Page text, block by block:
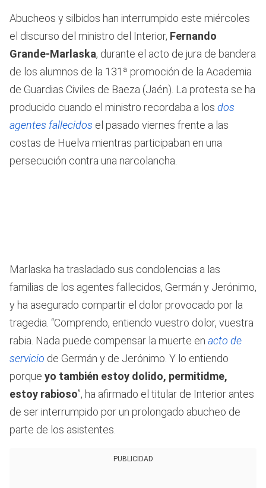
Abucheos y silbidos han interrumpido este miércoles
el discurso del ministro del Interior, Fernando
Grande-Marlaska, durante el acto de jura de bandera
de los alumnos de la 131ª promoción de la Academia
de Guardias Civiles de Baeza (Jaén). La protesta se ha
producido cuando el ministro recordaba a los dos
agentes fallecidos el pasado viernes frente a las
costas de Huelva mientras participaban en una
persecución contra una narcolancha.
Marlaska ha trasladado sus condolencias a las
familias de los agentes fallecidos, Germán y Jerónimo,
y ha asegurado compartir el dolor provocado por la
tragedia. “Comprendo, entiendo vuestro dolor, vuestra
rabia. Nada puede compensar la muerte en acto de
servicio de Germán y de Jerónimo. Y lo entiendo
porque yo también estoy dolido, permitidme,
estoy rabioso”, ha afirmado el titular de Interior antes
de ser interrumpido por un prolongado abucheo de
parte de los asistentes.
PUBLICIDAD